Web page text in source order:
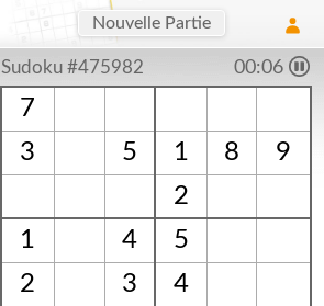
Nouvelle Partie
Sudoku #475982 00:06
7
3 5 1 8
9
2
1 4
5
2 3
4